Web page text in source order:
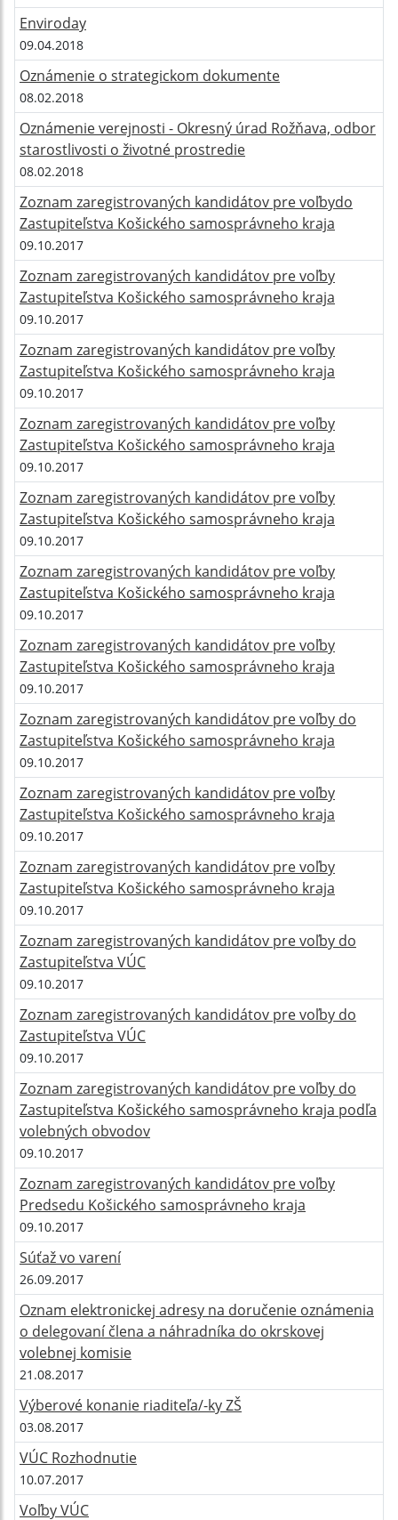
Enviroday
09.04.2018
Oznámenie o strategickom dokumente
08.02.2018
Oznámenie verejnosti - Okresný úrad Rožňava, odbor
starostlivosti o životné prostredie
08.02.2018
Zoznam zaregistrovaných kandidátov pre voľbydo
Zastupiteľstva Košického samosprávneho kraja
09.10.2017
Zoznam zaregistrovaných kandidátov pre voľby
Zastupiteľstva Košického samosprávneho kraja
09.10.2017
Zoznam zaregistrovaných kandidátov pre voľby
Zastupiteľstva Košického samosprávneho kraja
09.10.2017
Zoznam zaregistrovaných kandidátov pre voľby
Zastupiteľstva Košického samosprávneho kraja
09.10.2017
Zoznam zaregistrovaných kandidátov pre voľby
Zastupiteľstva Košického samosprávneho kraja
09.10.2017
Zoznam zaregistrovaných kandidátov pre voľby
Zastupiteľstva Košického samosprávneho kraja
09.10.2017
Zoznam zaregistrovaných kandidátov pre voľby
Zastupiteľstva Košického samosprávneho kraja
09.10.2017
Zoznam zaregistrovaných kandidátov pre voľby do
Zastupiteľstva Košického samosprávneho kraja
09.10.2017
Zoznam zaregistrovaných kandidátov pre voľby
Zastupiteľstva Košického samosprávneho kraja
09.10.2017
Zoznam zaregistrovaných kandidátov pre voľby
Zastupiteľstva Košického samosprávneho kraja
09.10.2017
Zoznam zaregistrovaných kandidátov pre voľby do
Zastupiteľstva VÚC
09.10.2017
Zoznam zaregistrovaných kandidátov pre voľby do
Zastupiteľstva VÚC
09.10.2017
Zoznam zaregistrovaných kandidátov pre voľby do
Zastupiteľstva Košického samosprávneho kraja podľa
volebných obvodov
09.10.2017
Zoznam zaregistrovaných kandidátov pre voľby
Predsedu Košického samosprávneho kraja
09.10.2017
Súťaž vo varení
26.09.2017
Oznam elektronickej adresy na doručenie oznámenia
o delegovaní člena a náhradníka do okrskovej
volebnej komisie
21.08.2017
Výberové konanie riaditeľa/-ky ZŠ
03.08.2017
VÚC Rozhodnutie
10.07.2017
Voľby VÚC